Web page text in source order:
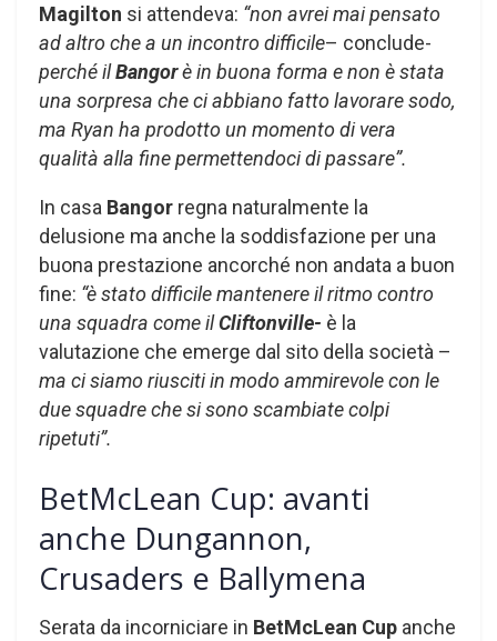
Magilton si attendeva: “non avrei mai pensato
ad altro che a un incontro difficile– conclude-
perché ilBangorè in buona forma e non è stata
una sorpresa che ci abbiano fatto lavorare sodo,
ma Ryan ha prodotto un momento di vera
qualità alla fine permettendoci di passare”.
In casa Bangor regna naturalmente la
delusione ma anche la soddisfazione per una
buona prestazione ancorché non andata a buon
fine: “è stato difficile mantenere il ritmo contro
una squadra come ilCliftonville- è la
valutazione che emerge dal sito della società –
ma ci siamo riusciti in modo ammirevole con le
due squadre che si sono scambiate colpi
ripetuti”.
BetMcLean Cup: avanti
anche Dungannon,
Crusaders e Ballymena
Serata da incorniciare in BetMcLean Cup anche